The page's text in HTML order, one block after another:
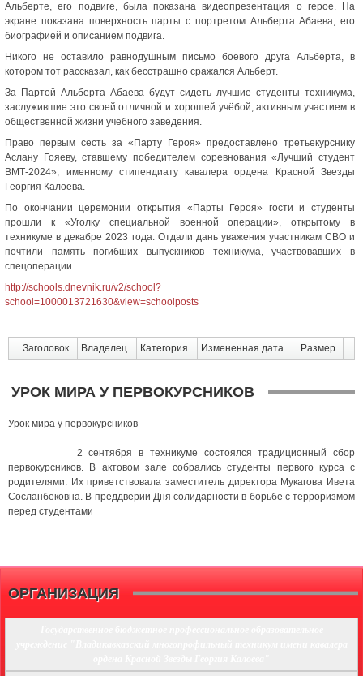
Альберте, его подвиге, была показана видеопрезентация о герое. На
экране показана поверхность парты с портретом Альберта Абаева, его
биографией и описанием подвига.
Никого не оставило равнодушным письмо боевого друга Альберта, в
котором тот рассказал, как бесстрашно сражался Альберт.
За Партой Альберта Абаева будут сидеть лучшие студенты техникума,
заслужившие это своей отличной и хорошей учёбой, активным участием в
общественной жизни учебного заведения.
Право первым сесть за «Парту Героя» предоставлено третьекурснику
Аслану Гояеву, ставшему победителем соревнования «Лучший студент
ВМТ-2024», именному стипендиату кавалера ордена Красной Звезды
Георгия Калоева.
По окончании церемонии открытия «Парты Героя» гости и студенты
прошли к «Уголку специальной военной операции», открытому в
техникуме в декабре 2023 года. Отдали дань уважения участникам СВО и
почтили память погибших выпускников техникума, участвовавших в
спецоперации.
http://schools.dnevnik.ru/v2/school?
school=1000013721630&view=schoolposts
Заголовок Владелец Категория Измененная дата Размер
УРОК МИРА У ПЕРВОКУРСНИКОВ
Урок мира у первокурсников
2 сентября в техникуме состоялся традиционный сбор
первокурсников. В актовом зале собрались студенты первого курса с
родителями. Их приветствовала заместитель директора Мукагова Ивета
Сосланбековна. В преддверии Дня солидарности в борьбе с терроризмом
перед студентами
ОРГАНИЗАЦИЯ